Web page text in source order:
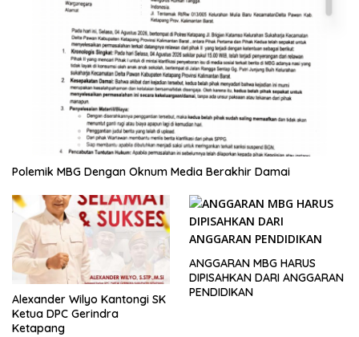
Polemik MBG Dengan Oknum Media Berakhir Damai
Alexander Wilyo Kantongi SK
Ketua DPC Gerindra
Ketapang
ANGGARAN MBG HARUS
DIPISAHKAN DARI ANGGARAN
PENDIDIKAN